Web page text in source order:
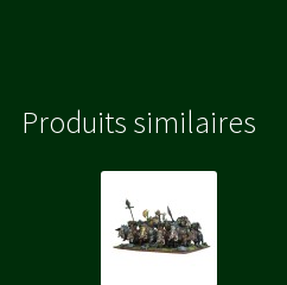
Produits similaires